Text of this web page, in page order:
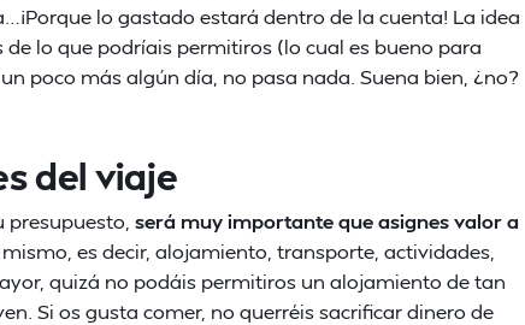
lo gastado estará dentro de la cuenta! La idea
lo que podríais permitiros (lo cual es bueno para
poco más algún día, no pasa nada. Suena bien, ¿no?
del viaje
será muy importante que asignes valor a
mismo, es decir, alojamiento, transporte, actividades,
quizá no podáis permitiros un alojamiento de tan
Si os gusta comer, no querréis sacrificar dinero de